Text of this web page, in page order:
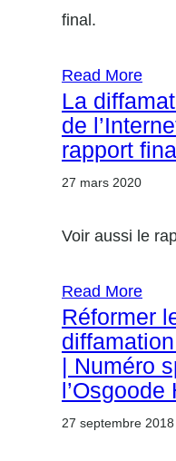
final.
Read More
La
de
rapport final
27 mars 2020
Voir aussi le
Read More
Réformer
diffamation
| Numéro
27 septembre 2018